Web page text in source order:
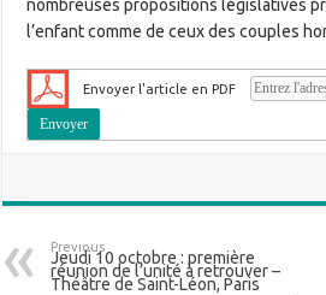
nombreuses propositions législatives
l’enfant comme de ceux des couples
Envoyer l'article en PDF
Previous
Jeudi 10 octobre : première
réunion de l’unité à retrouver –
Théâtre de Saint-Léon, Paris